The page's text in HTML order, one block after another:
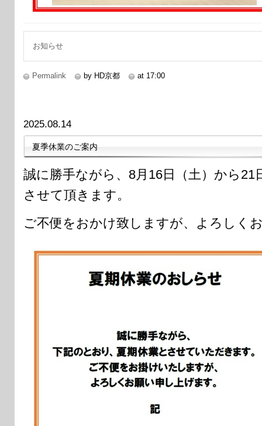
お知らせ
Permalink by HD京都 at 17:00
2025.08.14
夏季休業のご案内
誠に勝手ながら、8月16日（土）から21
させて頂きます。
ご不便をおかけ致しますが、よろしく